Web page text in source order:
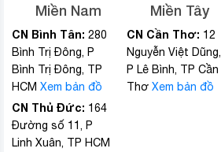
Miền Nam
CN Bình Tân: 280
Bình Trị Đông, P
Bình Trị Đông, TP
HCM Xem bản đồ
CN Thủ Đức: 164
Đường số 11, P
Linh Xuân, TP HCM
Miền Tây
CN Cần Thơ: 12
Nguyễn Việt Dũng,
P Lê Bình, TP Cần
Thơ Xem bản đồ